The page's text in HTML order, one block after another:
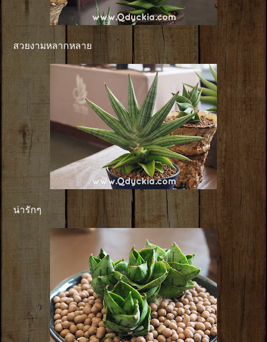
สวยงามหลากหลาย
น่ารักๆ